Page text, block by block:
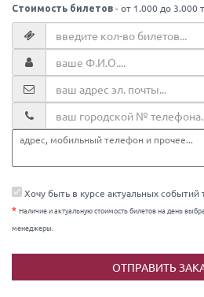
Стоимость билетов - от 1.000 до 3.000
Хочу быть в курсе актуальных событий
* Наличие и актуальную стоимость билетов на день
менеджеры.